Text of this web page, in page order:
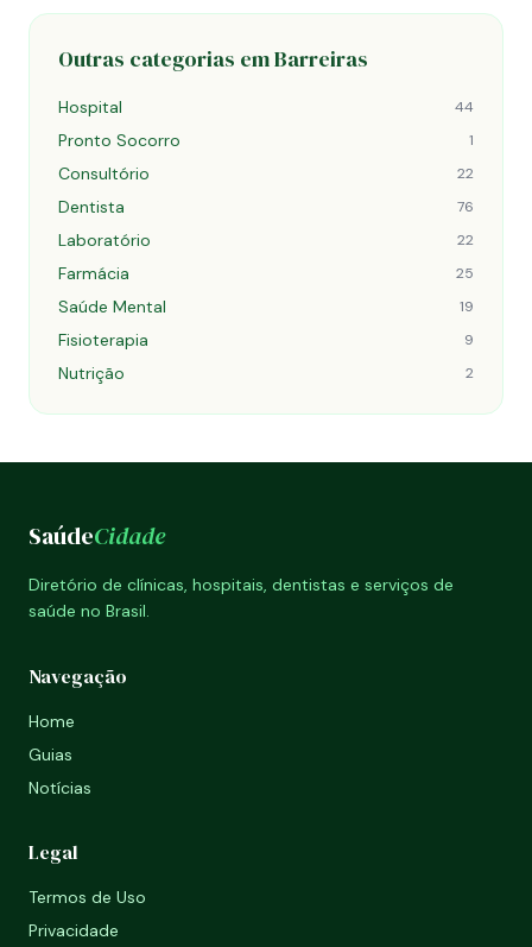
Outras categorias em Barreiras
Hospital 44
Pronto Socorro 1
Consultório 22
Dentista 76
Laboratório 22
Farmácia 25
Saúde Mental 19
Fisioterapia 9
Nutrição 2
SaúdeCidade
Diretório de clínicas, hospitais, dentistas e serviços de
saúde no Brasil.
Navegação
Home
Guias
Notícias
Legal
Termos de Uso
Privacidade